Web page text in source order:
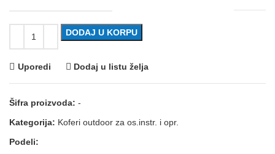
DODAJ U KORPU
Uporedi Dodaj u listu želja
Šifra proizvoda: -
Kategorija: Koferi outdoor za os.instr. i opr.
Podeli: